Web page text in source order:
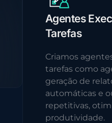
Agentes
Tarefas
Criamos
tarefas como
geração de
automáticas e
repetitivas,
produtividade.